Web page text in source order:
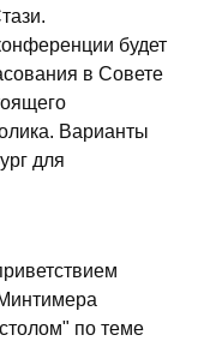
будет
в Совете
Варианты
для
по теме